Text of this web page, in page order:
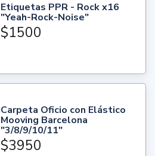
Etiquetas PPR - Rock x16
"Yeah-Rock-Noise"
$1500
Carpeta Oficio con Elástico
Mooving Barcelona
"3/8/9/10/11"
$3950